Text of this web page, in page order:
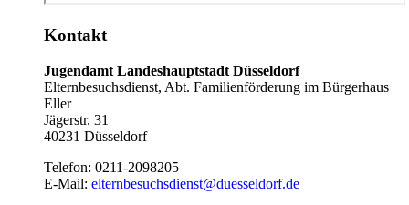
Kontakt
Jugendamt Landeshauptstadt Düsseldorf
Elternbesuchsdienst, Abt. Familienförderung im Bürgerhaus
Eller
Jägerstr. 31
40231 Düsseldorf
Telefon: 0211-2098205
E-Mail: elternbesuchsdienst@duesseldorf.de